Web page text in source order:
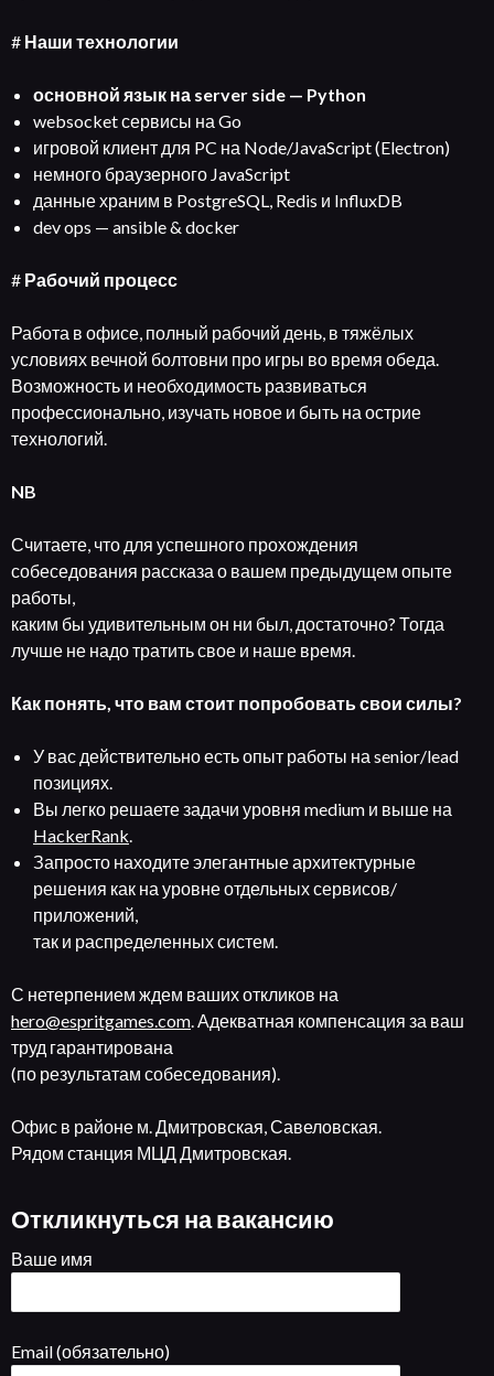
# Наши технологии
основной язык на server side — Python
websocket сервисы на Go
игровой клиент для PC на Node/JavaScript (Electron)
немного браузерного JavaScript
данные храним в PostgreSQL, Redis и InfluxDB
dev ops — ansible & docker
# Рабочий процесс
Работа в офисе, полный рабочий день, в тяжёлых
условиях вечной болтовни про игры во время обеда.
Возможность и необходимость развиваться
профессионально, изучать новое и быть на острие
технологий.
NB
Считаете, что для успешного прохождения
собеседования рассказа о вашем предыдущем опыте
работы,
каким бы удивительным он ни был, достаточно? Тогда
лучше не надо тратить свое и наше время.
Как понять, что вам стоит попробовать свои силы?
У вас действительно есть опыт работы на senior/lead
позициях.
Вы легко решаете задачи уровня medium и выше на
HackerRank.
Запросто находите элегантные архитектурные
решения как на уровне отдельных сервисов/
приложений,
так и распределенных систем.
С нетерпением ждем ваших откликов на
hero@espritgames.com. Адекватная компенсация за ваш
труд гарантирована
(по результатам собеседования).
Офис в районе м. Дмитровская, Савеловская.
Рядом станция МЦД Дмитровская.
Откликнуться на вакансию
Ваше имя
Email (обязательно)